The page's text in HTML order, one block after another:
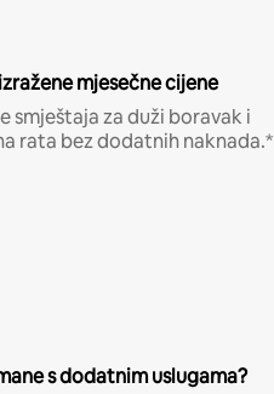
mjesečne cijene
smještaja za duži boravak i
rata bez dodatnih naknada.*
s dodatnim uslugama?